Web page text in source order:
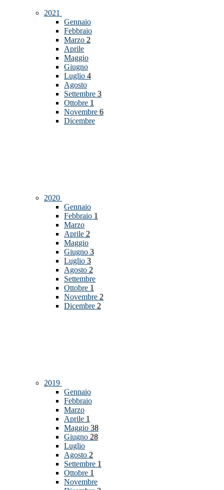
2021
Gennaio
Febbraio
Marzo 2
Aprile
Maggio
Giugno
Luglio 4
Agosto
Settembre 3
Ottobre 1
Novembre 6
Dicembre
2020
Gennaio
Febbraio 1
Marzo
Aprile 2
Maggio
Giugno 3
Luglio 3
Agosto 2
Settembre
Ottobre 1
Novembre 2
Dicembre 2
2019
Gennaio
Febbraio
Marzo
Aprile 1
Maggio 38
Giugno 28
Luglio
Agosto 2
Settembre 1
Ottobre 1
Novembre